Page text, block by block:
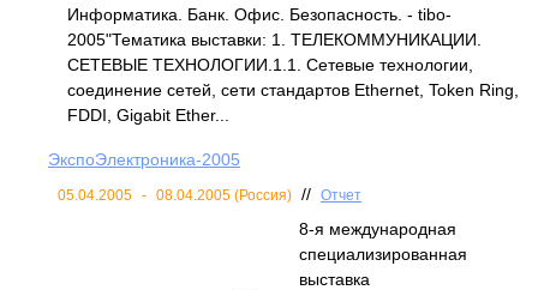
Информатика. Банк. Офис. Безопасность. - tibo-
2005"Тематика выставки: 1. ТЕЛЕКОММУНИКАЦИИ.
СЕТЕВЫЕ ТЕХНОЛОГИИ.1.1. Сетевые технологии,
соединение сетей, сети стандартов Ethernet, Token Ring,
FDDI, Gigabit Ether...
ЭкспоЭлектроника-2005
05.04.2005 - 08.04.2005 (Россия) // Отчет
8-я международная
специализированная
выставка